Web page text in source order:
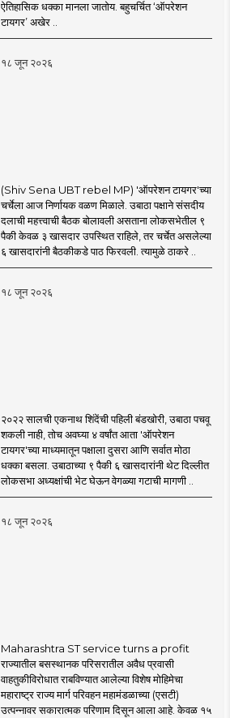
ऐतिहासिक धक्का मानला जातोय. बहुचर्चित ‘ऑपरेशन
टायगर’ अखेर ..
१८ जून २०२६
(Shiv Sena UBT rebel MP) 'ऑपरेशन टायगर'च्या
चर्चेला आज निर्णायक वळण मिळाले. उबाठा पक्षाने संसदीय
दलाची महत्त्वाची बैठक बोलावली असताना लोकसभेतील ९
पैकी केवळ ३ खासदार उपस्थित राहिले, तर चर्चेत असलेल्या
६ खासदारांनी बैठकीकडे पाठ फिरवली. त्यामुळे ठाकरे ..
१८ जून २०२६
२०२२ सालची एकनाथ शिंदेंची पहिली बंडखोरी, उबाठा पचवू
शकली नाही, तोच अवघ्या ४ वर्षांत आता 'ऑपरेशन
टायगर'च्या माध्यमातून पक्षाला दुसरा आणि सर्वात मोठा
धक्का बसला. उबाठाच्या ९ पैकी ६ खासदारांनी थेट दिल्लीत
लोकसभा अध्यक्षांची भेट घेऊन वेगळ्या गटाची मागणी ..
१८ जून २०२६
Maharashtra ST service turns a profit
राज्यातील बसस्थानक परिसरातील अवैध प्रवासी
वाहतुकीविरोधात राबविण्यात आलेल्या विशेष मोहिमेचा
महाराष्ट्र राज्य मार्ग परिवहन महामंडळाच्या (एसटी)
उत्पन्नावर सकारात्मक परिणाम दिसून आला आहे. केवळ १५